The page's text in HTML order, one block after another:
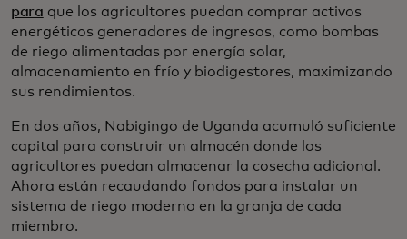
para que los agricultores puedan comprar activos
energéticos generadores de ingresos, como bombas
de riego alimentadas por energía solar,
almacenamiento en frío y biodigestores, maximizando
sus rendimientos.
En dos años, Nabigingo de Uganda acumuló suficiente
capital para construir un almacén donde los
agricultores puedan almacenar la cosecha adicional.
Ahora están recaudando fondos para instalar un
sistema de riego moderno en la granja de cada
miembro.